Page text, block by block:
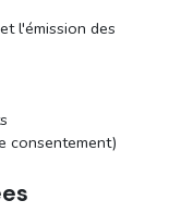
l'émission des
consentement)